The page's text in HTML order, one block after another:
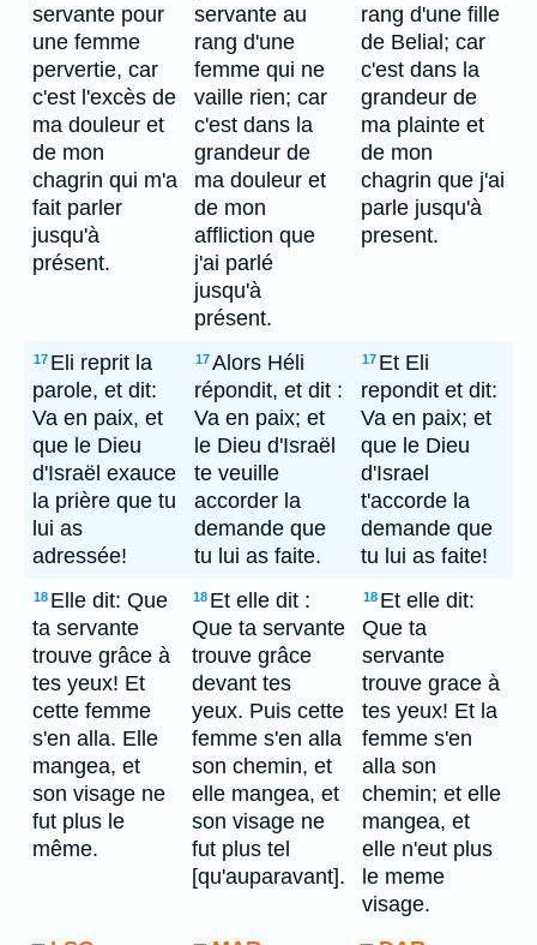
servante pour
une femme
pervertie, car
c'est l'excès de
ma douleur et
de mon
chagrin qui m'a
fait parler
jusqu'à
présent.
servante au
rang d'une
femme qui ne
vaille rien; car
c'est dans la
grandeur de
ma douleur et
de mon
affliction que
j'ai parlé
jusqu'à
présent.
rang d'une fille
de Belial; car
c'est dans la
grandeur de
ma plainte et
de mon
chagrin que j'ai
parle jusqu'à
present.
17 Eli reprit la
parole, et dit:
Va en paix, et
que le Dieu
d'Israël exauce
la prière que tu
lui as
adressée!
17Alors Héli
répondit, et dit :
Va en paix; et
le Dieu d'Israël
te veuille
accorder la
demande que
tu lui as faite.
17 Et Eli
repondit et dit:
Va en paix; et
que le Dieu
d'Israel
t'accorde la
demande que
tu lui as faite!
18 Elle dit: Que
ta servante
trouve grâce à
tes yeux! Et
cette femme
s'en alla. Elle
mangea, et
son visage ne
fut plus le
même.
18 Et elle dit :
Que ta servante
trouve grâce
devant tes
yeux. Puis cette
femme s'en alla
son chemin, et
elle mangea, et
son visage ne
fut plus tel
[qu'auparavant].
18 Et elle dit:
Que ta
servante
trouve grace à
tes yeux! Et la
femme s'en
alla son
chemin; et elle
mangea, et
elle n'eut plus
le meme
visage.